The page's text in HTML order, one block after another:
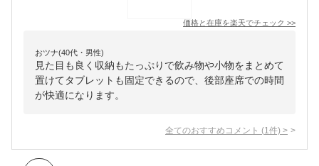
価格と在庫を楽天でチェック >>
おツナ(40代・男性)
見た目も良く収納もたっぷりで飲み物や小物をまとめて
置けてタブレットも固定できるので、後部座席での時間
が快適になります。
全てのおすすめコメント (1 件) >